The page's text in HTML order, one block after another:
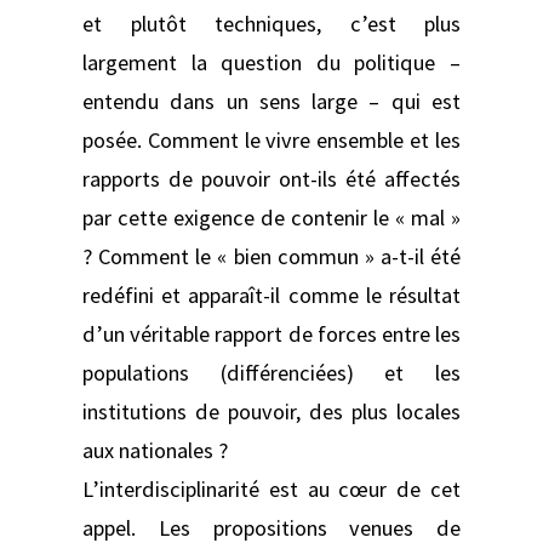
et plutôt techniques, c’est plus
largement la question du politique –
entendu dans un sens large – qui est
posée. Comment le vivre ensemble et les
rapports de pouvoir ont-ils été affectés
par cette exigence de contenir le « mal »
? Comment le « bien commun » a-t-il été
redéfini et apparaît-il comme le résultat
d’un véritable rapport de forces entre les
populations (différenciées) et les
institutions de pouvoir, des plus locales
aux nationales ?
L’interdisciplinarité est au cœur de cet
appel. Les propositions venues de